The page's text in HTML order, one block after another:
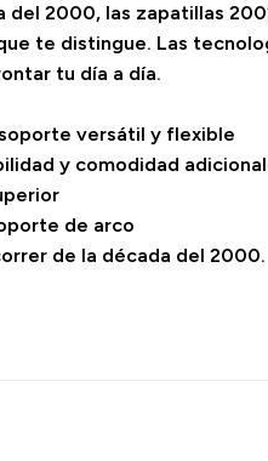
del 2000, las zapatillas
te distingue. Las
tu día a día.
versátil y flexible
y comodidad
de arco
de la década del 2000.